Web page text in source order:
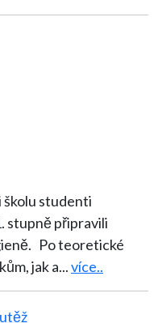
školu studenti
stupně připravili
jak a...více..